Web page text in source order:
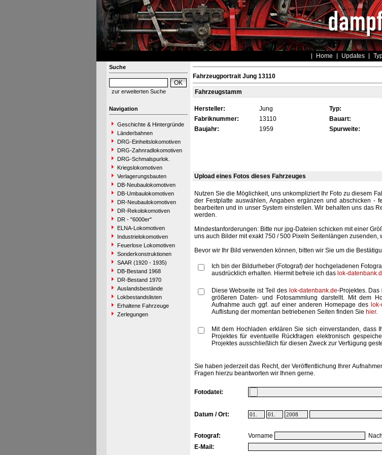
Home Updates
Suche
zur erweiterten Suche
Navigation
Geschichte & Hintergründe
Länderbahnen
DRG-Einheitslokomotiven
DRG-Zahnradlokomotiven
DRG-Schmalspurlok.
Kriegslokomotiven
Verlagerungsbauten
DB-Neubaulokomotiven
DB-Umbaulokomotiven
DR-Neubaulokomotiven
DR-Rekolokomotiven
DR - "6000er"
ELNA-Lokomotiven
Industrielokomotiven
Feuerlose Lokomotiven
Sonderkonstruktionen
SAAR (1920 - 1935)
DB-Bestand 1968
DR-Bestand 1970
Auslandsbestände
Lokbestandslisten
Erhaltene Fahrzeuge
Zerlegungen
Fahrzeugportrait Jung 13110
Fahrzeugstamm
Hersteller: Jung Typ:
Fabriknummer:
13110 Bauart:
Baujahr:
1959 Spurweite:
Upload eines Fotos dieses Fahrzeuges
Nutzen Sie die Möglichkeit, uns unkompliziert Ihr Foto zu diesem
der Festplatte auswählen, Angaben ergänzen und abschicken -
bearbeiten und in unser System einstellen. Wir behalten uns das
werden.
Mindestanforderungen: Bitte nur jpg-Dateien schicken mit einer
uns auch Bilder mit exakt 750 / 500 Pixeln Seitenlängen
Bevor wir Ihr Bild verwenden können, bitten wir Sie um die
Ich bin der Bildurheber (Fotograf) der hochgeladenen
ausdrücklich erhalten. Hiermit befreie ich das lok-
Diese Webseite ist Teil des lok-datenbank.de-Projektes.
größeren Daten- und Fotosammlung darstellt. Mit dem
Aufnahme auch ggf. auf einer anderen Homepage des
Auflistung der momentan betriebenen Seiten finden Sie hier.
Mit dem Hochladen erklären Sie sich einverstanden, dass
Projektes für eventuelle Rückfragen elektronisch
Projektes ausschließlich für diesen Zweck zur Verfügung
Sie haben jederzeit das Recht, der Veröffentlichung Ihrer
Fragen hierzu beantworten wir Ihnen gerne.
Fotodatei:
Datum / Ort:
Fotograf: Vorname
E-Mail: